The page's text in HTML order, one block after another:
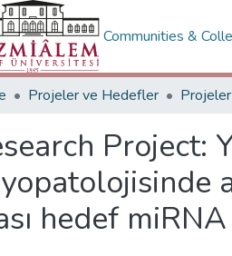
Communities &
Projeler ve Hedefler
Project:
hedef miRNA